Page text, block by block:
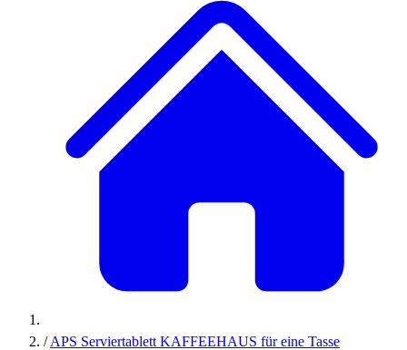
/ APS Serviertablett KAFFEEHAUS für eine Tasse